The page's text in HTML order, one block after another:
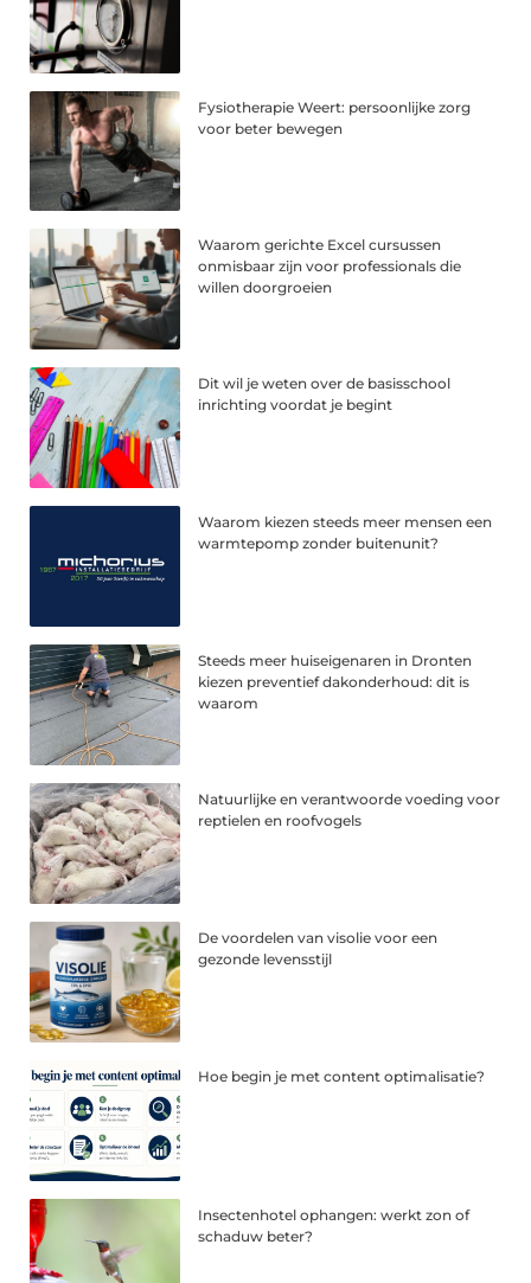
Fysiotherapie Weert: persoonlijke zorg
voor beter bewegen
Waarom gerichte Excel cursussen
onmisbaar zijn voor professionals die
willen doorgroeien
Dit wil je weten over de basisschool
inrichting voordat je begint
Waarom kiezen steeds meer mensen een
warmtepomp zonder buitenunit?
Steeds meer huiseigenaren in Dronten
kiezen preventief dakonderhoud: dit is
waarom
Natuurlijke en verantwoorde voeding voor
reptielen en roofvogels
De voordelen van visolie voor een
gezonde levensstijl
Hoe begin je met content optimalisatie?
Insectenhotel ophangen: werkt zon of
schaduw beter?